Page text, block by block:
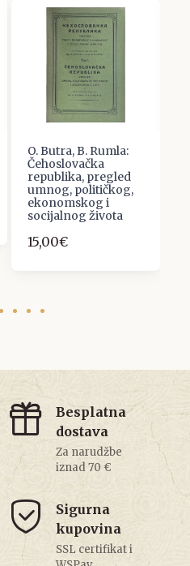
O. Butra, B. Rumla:
Čehoslovačka
republika, pregled
umnog, političkog,
ekonomskog i
socijalnog života
15,00€
Besplatna
dostava
Za narudžbe
iznad 70 €
Sigurna
kupovina
SSL certifikat i